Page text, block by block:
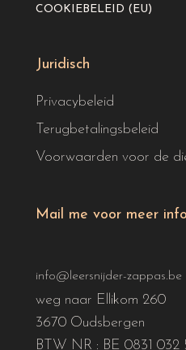
COOKIEBELEID (EU)
Juridisch
Privacybeleid
Terugbetalingsbeleid
Voorwaarden voor de
Mail me voor meer
info@leersnijder-zappas.be
weg naar Ellikom 260
3670 Oudsbergen
BTW NR : BE 0831 032